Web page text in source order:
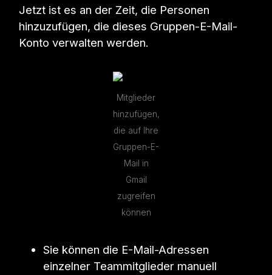
Jetzt ist es an der Zeit, die Personen
hinzuzufügen, die dieses Gruppen-E-Mail-
Konto verwalten werden.
Mitglieder
hinzufügen,
die auf Ihre
Gruppen-E-
Mail in
Gmail
zugreifen
können
Sie können die E-Mail-Adressen
einzelner Teammitglieder manuell